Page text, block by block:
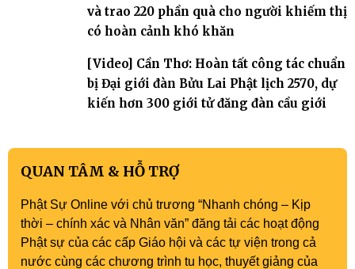
và trao 220 phần quà cho người khiếm thị
có hoàn cảnh khó khăn
[Video] Cần Thơ: Hoàn tất công tác chuẩn
bị Đại giới đàn Bửu Lai Phật lịch 2570, dự
kiến hơn 300 giới tử đăng đàn cầu giới
QUAN TÂM & HỖ TRỢ
Phật Sự Online với chủ trương “Nhanh chóng – Kịp
thời – chính xác và Nhân văn” đăng tải các hoạt động
Phật sự của các cấp Giáo hội và các tự viện trong cả
nước cùng các chương trình tu học, thuyết giảng của